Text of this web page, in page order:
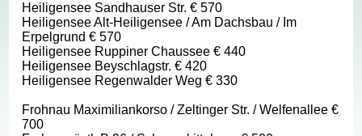
Heiligensee Sandhauser Str. € 570
Heiligensee Alt-Heiligensee / Am Dachsbau / Im
Erpelgrund € 570
Heiligensee Ruppiner Chaussee € 440
Heiligensee Beyschlagstr. € 420
Heiligensee Regenwalder Weg € 330
Frohnau Maximiliankorso / Zeltinger Str. / Welfenallee €
700